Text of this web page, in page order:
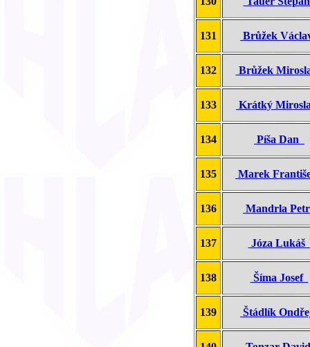
131 Brůžek
132 Brůžek
133 Krátký
134 Píša Dan
135 Marek
136 Mandrla
137 Józa Lukáš
138 Šíma Josef
139 Štádlík